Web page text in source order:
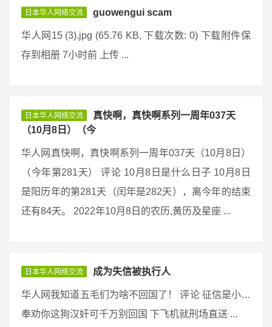
日本华人网络交流 guowengui scam
华人网15 (3).jpg (65.76 KB, 下载次数: 0) 下载附件保
存到相册 7小时前 上传 ...
日本华人网络交流
真快啊，真快啊系列一周年037天
（10月8日）（今
华人网真快啊，真快啊系列一周年037天（10月8日）
（今年第281天） 评论 10月8日是什么日子 10月8日
是阳历年的第281天（闰年是282天），离今年的结束
还有84天。 2022年10月8日的农历,黄历及星座 ...
日本华人网络交流 成为失信被执行人
华人网我知道五毛们为啥不回国了！ 评论 征信是小…
奉劝你这狗汉奸可千万别回国 下飞机就刑场直送 ...